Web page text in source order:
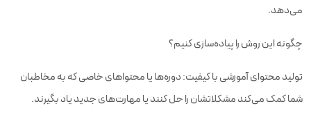
می‌دهد.
چگونه این روش را پیاده‌سازی کنیم؟
تولید محتوای آموزشی با کیفیت: دوره‌ها یا محتواهای خاصی که به مخاطبان
شما کمک می‌کند مشکلاتشان را حل کنند یا مهارت‌های جدید یاد بگیرند.